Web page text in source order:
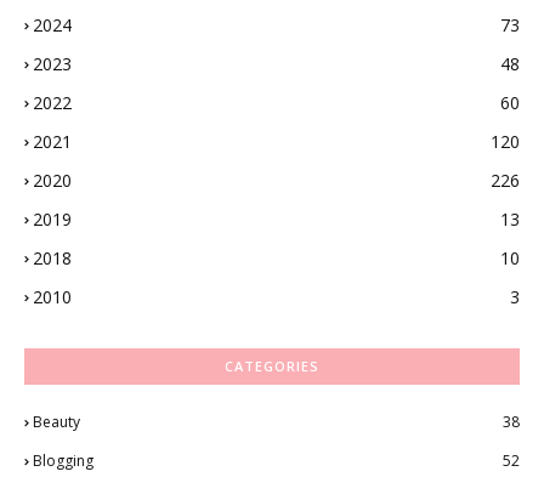
2024
73
2023
48
2022
60
2021
120
2020
226
2019
13
2018
10
2010
3
CATEGORIES
Beauty
38
Blogging
52